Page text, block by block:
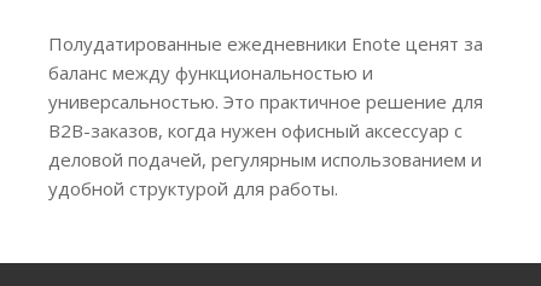
Полудатированные ежедневники Enote ценят за
баланс между функциональностью и
универсальностью. Это практичное решение для
B2B-заказов, когда нужен офисный аксессуар с
деловой подачей, регулярным использованием и
удобной структурой для работы.